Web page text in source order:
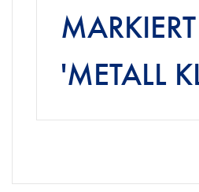
KONTAKTFORMULAR
'METALL